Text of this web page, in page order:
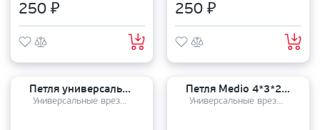
250 ₽ 250 ₽
Петля универсальная PUERTO 100-4S 100*75*2,5 B/CP
Универсальные врезные петли
Петля Medio 4*3*2,5 4BB FHP п/г WP/CP белый/хром ВЫВОД
Универсальные врезные петли